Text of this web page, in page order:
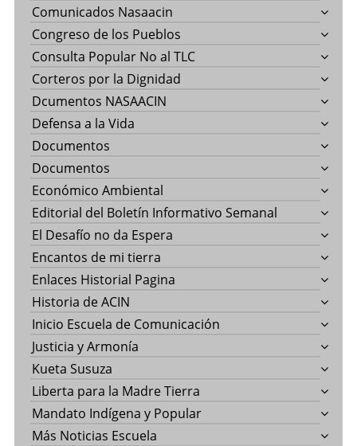
Comunicados Nasaacin
Congreso de los Pueblos
Consulta Popular No al TLC
Corteros por la Dignidad
Dcumentos NASAACIN
Defensa a la Vida
Documentos
Documentos
Económico Ambiental
Editorial del Boletín Informativo Semanal
El Desafío no da Espera
Encantos de mi tierra
Enlaces Historial Pagina
Historia de ACIN
Inicio Escuela de Comunicación
Justicia y Armonía
Kueta Susuza
Liberta para la Madre Tierra
Mandato Indígena y Popular
Más Noticias Escuela